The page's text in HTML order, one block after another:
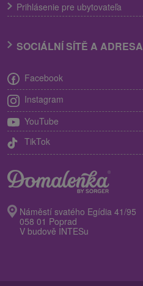
Prihlásenie pre ubytovateľa
SOCIÁLNÍ SÍTĚ A ADRESA
Facebook
Instagram
YouTube
TikTok
Náměstí svatého Egídia 41/95
058 01 Poprad
V budově INTESu